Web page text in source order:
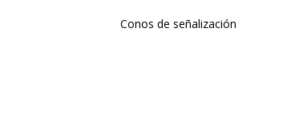
Conos de señalización